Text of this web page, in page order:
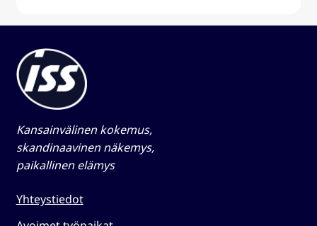
Kansainvälinen kokemus,
skandinaavinen näkemys,
paikallinen elämys​
Yhteystiedot